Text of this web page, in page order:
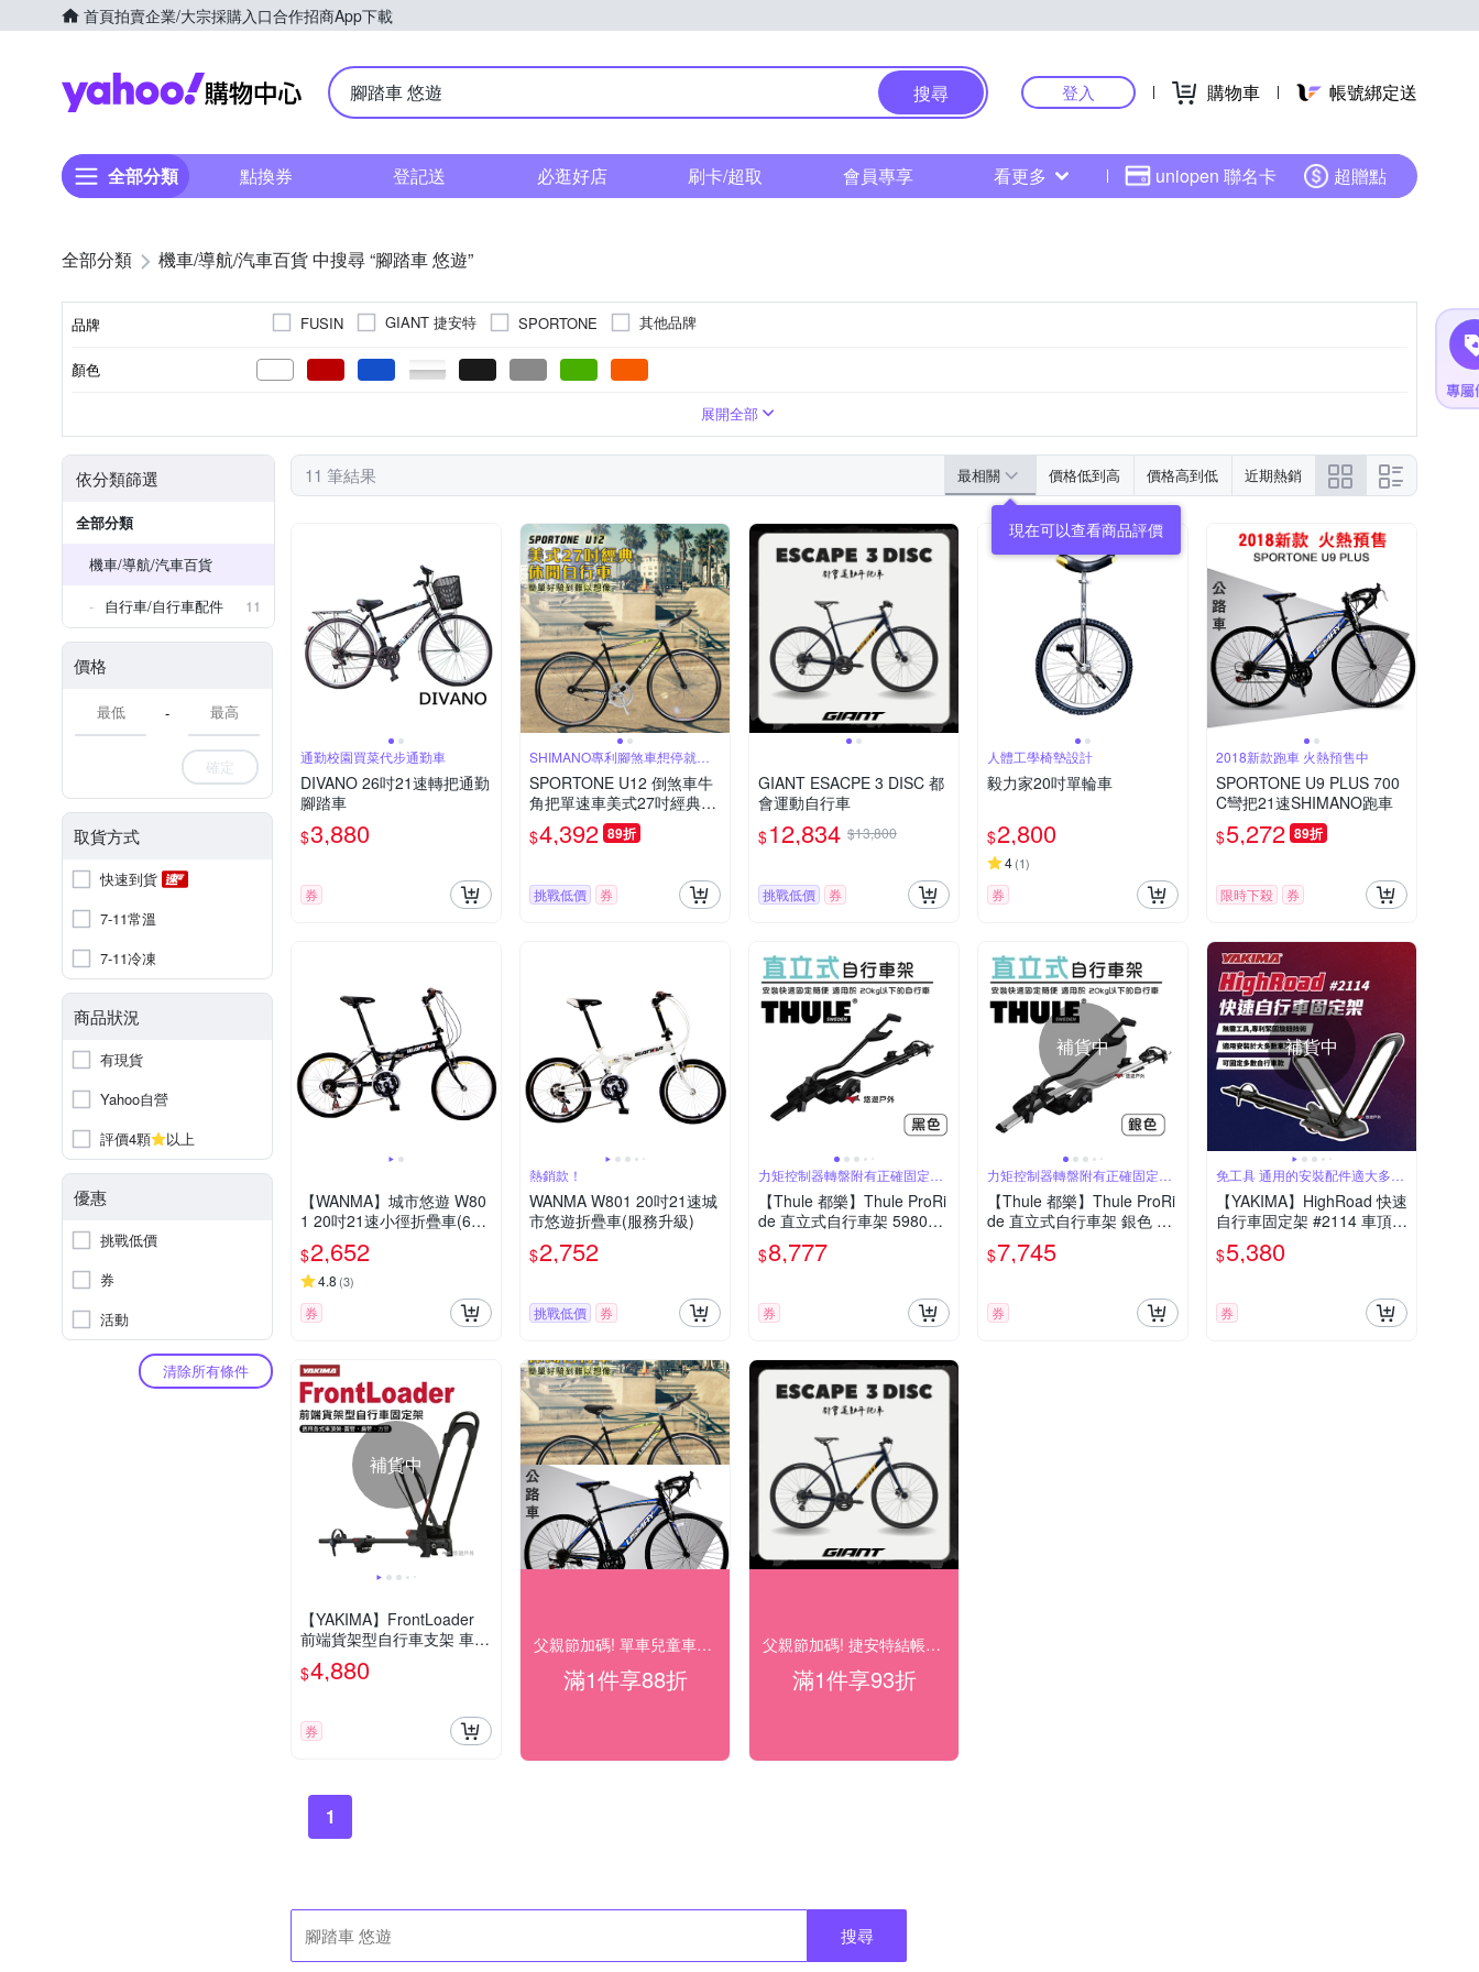
首頁拍賣企業/大宗採購入口合作招商App下載
Yahoo購物中心
搜尋 登入 購物車 帳號綁定送
全部分類 點換券 登記送 必逛好店 刷卡/超取 會員專享 看更多 uniopen 聯名卡 超贈點
全部分類 機車/導航/汽車百貨 中搜尋 “腳踏車 悠遊”
品牌 FUSIN GIANT 捷安特 SPORTONE 其他品牌
顏色
折疊車
展開全部
依分類篩選
全部分類
機車/導航/汽車百貨
自行車/自行車配件
11
價格
-
確定
取貨方式
快速到貨
7-11常溫
7-11冷凍
商品狀況
有現貨
Yahoo自營
評價4顆
以上
優惠
挑戰低價
券
活動
清除所有條件
11 筆結果 最相關 價格低到高 價格高到低 近期熱銷
現在可以查看商品評價
通勤校園買菜代步通勤車
DIVANO 26吋21速轉把通勤
腳踏車
$3,880
券
SHIMANO專利腳煞車想停就停
SPORTONE U12 倒煞車牛
角把單速車美式27吋經典休
閒自行車
$4,392 89折
挑戰低價 券
GIANT ESACPE 3 DISC 都
會運動自行車
$12,834 $13,800
挑戰低價 券
人體工學椅墊設計
毅力家20吋單輪車
$2,800
4(1)
券
2018新款跑車 火熱預售中
SPORTONE U9 PLUS 700
C彎把21速SHIMANO跑車
$5,272 89折
限時下殺 券
【WANMA】城市悠遊 W80
1 20吋21速小徑折疊車(6配
色)(D.I.Y 組裝)
$2,652
4.8 (3)
券
熱銷款！
WANMA W801 20吋21速城
市悠遊折疊車(服務升級)
$2,752
挑戰低價 券
力矩控制器轉盤附有正確固定的
清楚標誌
【Thule 都樂】Thule ProRi
de 直立式自行車架 598002
悠遊戶外
$8,777
券
補貨中
力矩控制器轉盤附有正確固定的
清楚標誌
【Thule 都樂】Thule ProRi
de 直立式自行車架 銀色 59
8001 悠遊戶外
$7,745
券
補貨中
免工具 通用的安裝配件適大多數
車頂行李架
【YAKIMA】HighRoad 快速
自行車固定架 #2114 車頂架
自行車架 單車固底架 露營
悠遊戶外
$5,380
券
補貨中
【YAKIMA】FrontLoader
前端貨架型自行車支架 車頂
架 自行車架 固定架 悠遊戶
外
$4,880
券
父親節加碼! 單車兒童車百貨結帳88折
滿1件享88折
父親節加碼! 捷安特結帳93折
滿1件享93折
1
搜尋